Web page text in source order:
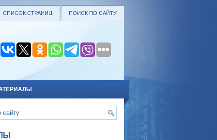
СПИСОК СТРАНИЦ ПОИСК ПО САЙТУ